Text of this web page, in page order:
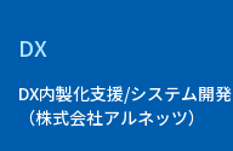
DX
DX内製化支援/システム開発
（株式会社アルネッツ）